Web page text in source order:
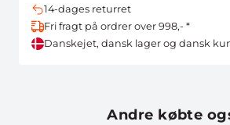
14-dages returret
Fri fragt på ordrer over 998,- *
Danskejet, dansk lager og dansk
Andre købte